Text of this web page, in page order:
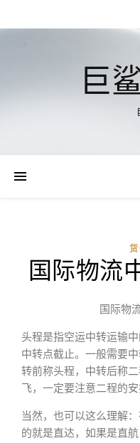
巨
国际物流
国际物
头程是指空运中转运输
中转点截止。一般需要
转前称头程，中转后称
飞，一定要注意二程的安
当然，也可以这么理解
的就是直达，如果是直